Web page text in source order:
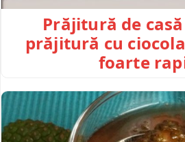
Prăjitură de
prăjitură cu
foarte